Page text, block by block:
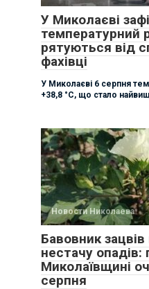
У Миколаєві
температурний
рятуються від
фахівці
У Миколаєві 6 серпня
+38,8 °C, що стало
Новости Николаева
Бавовник
нестачу
Миколаївщині
серпня